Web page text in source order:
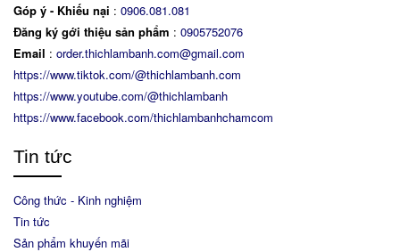
Góp ý - Khiếu nại : 0906.081.081
Đăng ký gới thiệu sản phẩm : 0905752076
Email : order.thichlambanh.com@gmail.com
https://www.tiktok.com/@thichlambanh.com
https://www.youtube.com/@thichlambanh
https://www.facebook.com/thichlambanhchamcom
Tin tức
Công thức - Kinh nghiệm
Tin tức
Sản phẩm khuyến mãi